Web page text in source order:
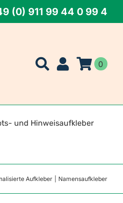
(0) 911 99 44 0 99 4
0
und Hinweisaufkleber
Aufkleber Namensaufkleber